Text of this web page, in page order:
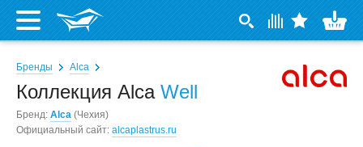
Бренды Alca
Коллекция Alca Well
Бренд: Alca (Чехия)
Официальный сайт: alcaplastrus.ru